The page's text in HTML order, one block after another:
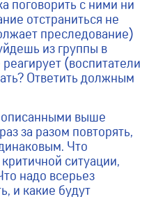
поговорить с ними ни
отстраниться не
преследование)
из группы в
(воспитатели
Ответить должным
выше
за разом повторять,
Что
ситуации,
надо всерьез
и какие будут